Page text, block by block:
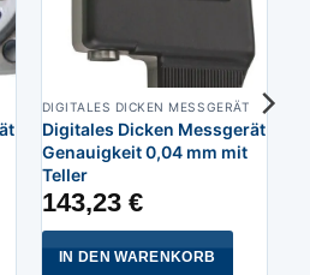
DIGITALES DICKEN MESSGERÄT
Digitales Dicken Messgerät
Genauigkeit 0,04 mm mit
Teller
143,23 €
IN DEN WARENKORB